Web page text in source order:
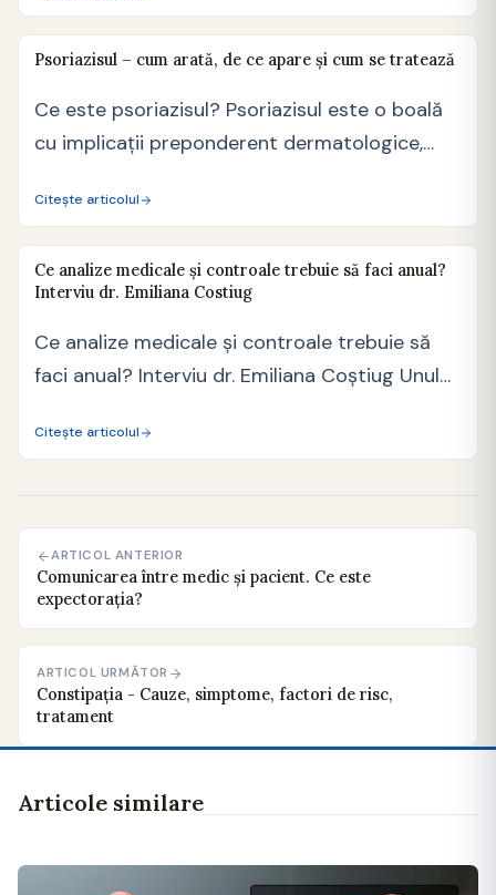
Psoriazisul – cum arată, de ce apare și cum se tratează
Ce este psoriazisul? Psoriazisul este o boală
cu implicații preponderent dermatologice,
Citește articolul
Ce analize medicale și controale trebuie să faci anual?
Interviu dr. Emiliana Costiug
Ce analize medicale și controale trebuie să
faci anual? Interviu dr. Emiliana Coștiug Unul
Citește articolul
ARTICOL ANTERIOR
Comunicarea între medic şi pacient. Ce este
expectorația?
ARTICOL URMĂTOR
Constipația - Cauze, simptome, factori de risc,
tratament
Articole similare